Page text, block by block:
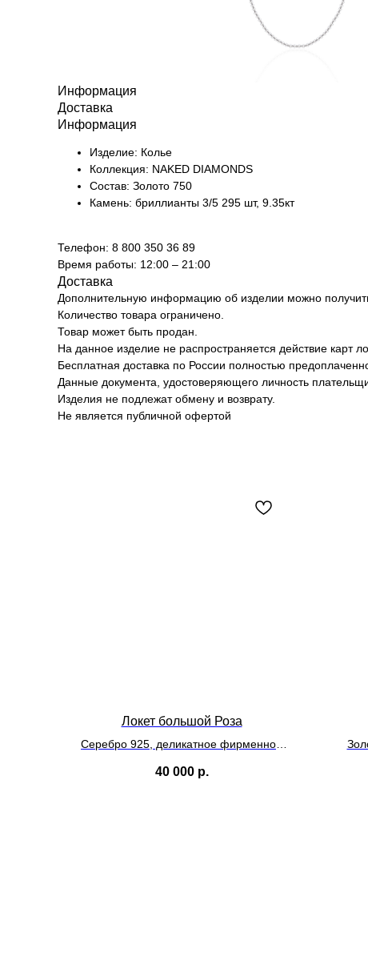
Информация
Доставка
Информация
Изделие: Колье
Коллекция: NAKED DIAMONDS
Состав: Золото 750
Камень: бриллианты 3/5 295 шт, 9.35кт
Телефон: 8 800 350 36 89
Время работы: 12:00 – 21:00
Доставка
Дополнительную информацию об изделии можно
Количество товара ограничено.
Товар может быть продан.
На данное изделие не распространяется действие карт
Бесплатная доставка по России полностью
Данные документа, удостоверяющего личность
Изделия не подлежат обмену и возврату.
Не является публичной офертой
Локет большой Роза
Серебро 925, деликатное фирменное
40 000 р.